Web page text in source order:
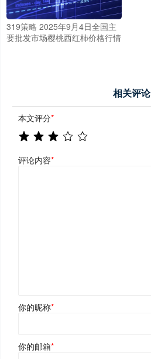
319策略 2025年9月4日全国主
要批发市场樱桃西红柿价格行情
相关评论
本文评分*
评论内容*
你的昵称*
你的邮箱*